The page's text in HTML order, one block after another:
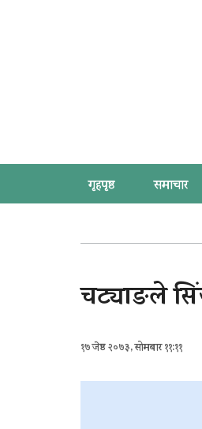
गृहपृष्ठ समाचार
चट्याङले
१७ जेष्ठ २०७३, सोमबार ११:११